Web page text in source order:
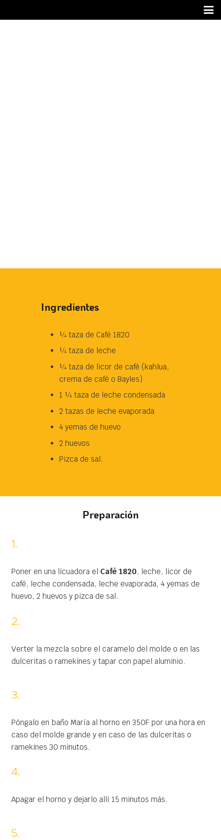
Ingredientes
¼ taza de Café 1820
¼ taza de leche
¼ taza de licor de café (kahlua,
crema de café o Bayles)
1 ¼ taza de leche condensada
2 tazas de leche evaporada
4 yemas de huevo
2 huevos
Pizca de sal.
Preparación
1.
Poner en una licuadora el Café 1820, leche, licor de
café, leche condensada, leche evaporada, 4 yemas de
huevo, 2 huevos y pizca de sal.
2.
Verter la mezcla sobre el caramelo del molde o en las
dulceritas o ramekines y tapar con papel aluminio.
3.
Póngalo en baño María al horno en 350F por una hora en
caso del molde grande y en caso de las dulceritas o
ramekines 30 minutos.
4.
Apagar el horno y dejarlo allí 15 minutos más.
5.